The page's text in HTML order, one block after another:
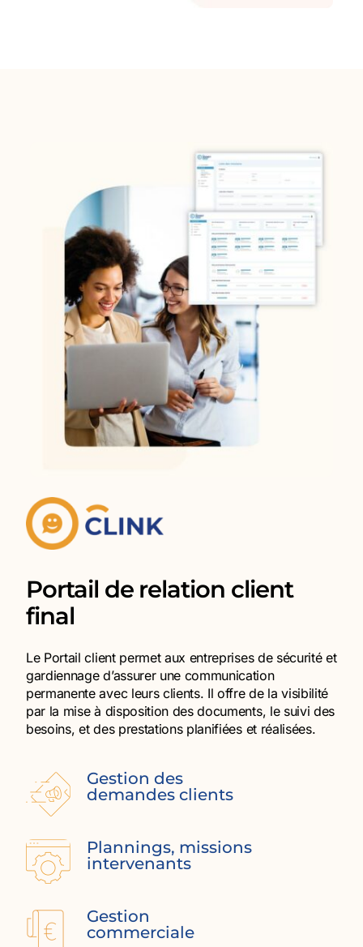
Portail de relation client
final
Le Portail client permet aux entreprises de sécurité et
gardiennage d’assurer une communication
permanente avec leurs clients. Il offre de la visibilité
par la mise à disposition des documents, le suivi des
besoins, et des prestations planifiées et réalisées.
Gestion des
demandes clients
Plannings, missions
intervenants
Gestion
commerciale